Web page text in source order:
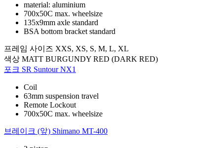
material: aluminium
700x50C max. wheelsize
135x9mm axle standard
BSA bottom bracket standard
프레임 사이즈 XXS, XS, S, M, L, XL
색상 MATT BURGUNDY RED (DARK RED)
포크 SR Suntour NX1
Coil
63mm suspension travel
Remote Lockout
700x50C max. wheelsize
브레이크 (앞) Shimano MT-400